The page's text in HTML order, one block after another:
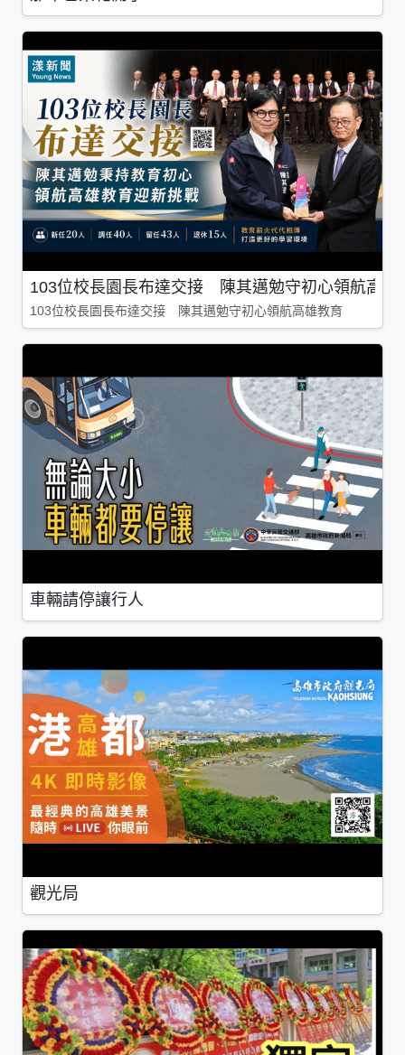
103位校長園長布達交接 陳其邁勉守初心領航高雄
103位校長園長布達交接 陳其邁勉守初心領航高雄教育
車輛請停讓行人
觀光局